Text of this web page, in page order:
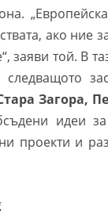
ако ние
заяви той. В
Загора,
идеи
проекти и